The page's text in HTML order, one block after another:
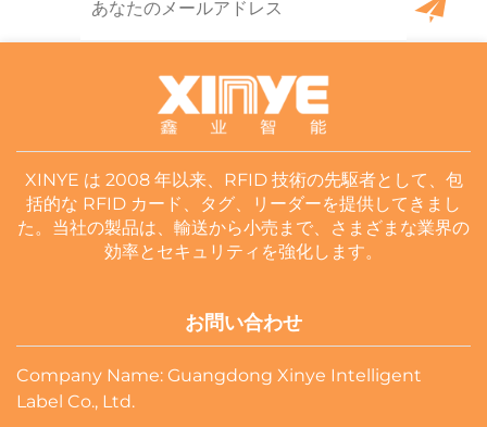
XINYE は 2008 年以来、RFID 技術の先駆者として、包
括的な RFID カード、タグ、リーダーを提供してきまし
た。当社の製品は、輸送から小売まで、さまざまな業界の
効率とセキュリティを強化します。
お問い合わせ
Company Name: Guangdong Xinye Intelligent
Label Co., Ltd.